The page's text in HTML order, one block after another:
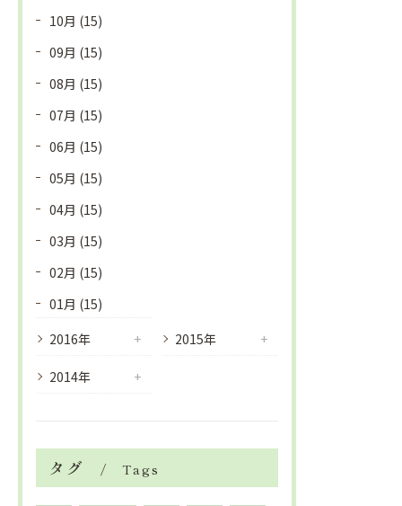
10月 (15)
09月 (15)
08月 (15)
07月 (15)
06月 (15)
05月 (15)
04月 (15)
03月 (15)
02月 (15)
01月 (15)
2016年 2015年
2014年
タグ Tags